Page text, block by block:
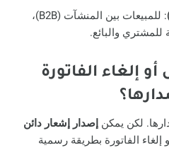
: للمبيعات بين المنشآت (B2B)،
للمشتري والبائع.
إلغاء الفاتورة
لكن يمكن إصدار إشعار دائن
إلغاء الفاتورة بطريقة رسمية